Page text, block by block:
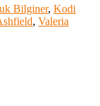
Bilginer, Kodi
, Valeria